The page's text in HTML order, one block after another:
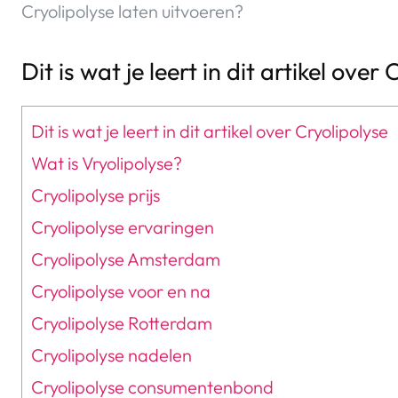
Cryolipolyse laten uitvoeren?
Dit is wat je leert in dit artikel over
Dit is wat je leert in dit artikel over Cryolipolyse
Wat is Vryolipolyse?
Cryolipolyse prijs
Cryolipolyse ervaringen
Cryolipolyse Amsterdam
Cryolipolyse voor en na
Cryolipolyse Rotterdam
Cryolipolyse nadelen
Cryolipolyse consumentenbond